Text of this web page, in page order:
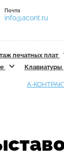
Почта
info@acont.ru
печатных плат
Клавиатуры
А-